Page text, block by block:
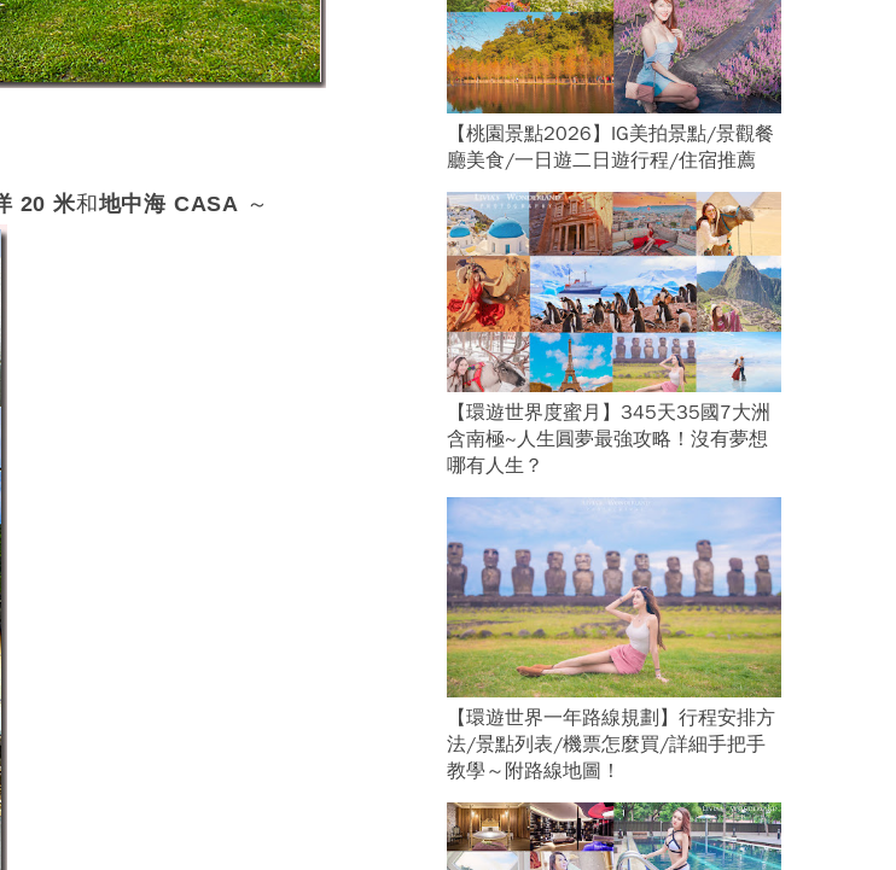
20 米和地中海 CASA ～
【桃園景點2026】IG美拍景點/景觀餐
廳美食/一日遊二日遊行程/住宿推薦
【環遊世界度蜜月】345天35國7大洲
含南極~人生圓夢最強攻略！沒有夢想
哪有人生？
【環遊世界一年路線規劃】行程安排方
法/景點列表/機票怎麼買/詳細手把手
教學～附路線地圖！